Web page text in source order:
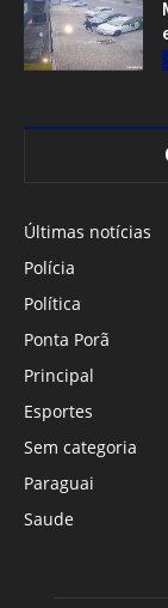
Últimas notícias
Polícia
Política
Ponta Porã
Principal
Esportes
Sem categoria
Paraguai
Saude